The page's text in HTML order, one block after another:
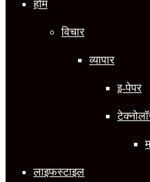
होम
विचार
व्यापार
इ-पेपर
लाइफस्टाइल